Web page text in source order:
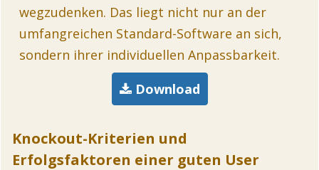
wegzudenken. Das liegt nicht nur an der
umfangreichen Standard-Software an sich,
sondern ihrer individuellen Anpassbarkeit.
Download
Knockout-Kriterien und
Erfolgsfaktoren einer guten User